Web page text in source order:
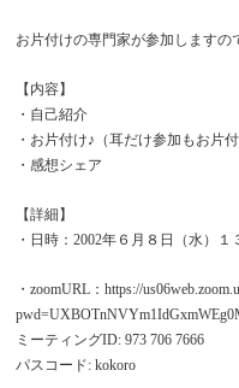
お片付けの専門家が参加しますの
【内容】
・自己紹介
・お片付け♪（耳だけ参加もお片
・感想シェア
【詳細】
・日時：2002年６月８日（水）
・zoomURL：https://
ミーティングID: 973 706 7666
パスコード: kokoro